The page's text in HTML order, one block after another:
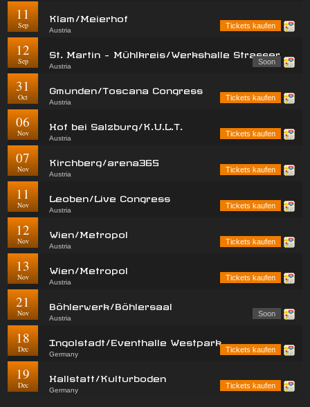
11
Sep
Klam/Meierhof
Austria
Tickets kaufen
12
Sep
St. Martin - Mühlkreis/Werkshalle Strasser
Austria
Soon
31
Oct
Gmunden/Toscana Congress
Austria
Tickets kaufen
06
Nov
Hof bei Salzburg/K.U.L.T.
Austria
Tickets kaufen
07
Nov
Kirchberg/arena365
Austria
Tickets kaufen
11
Nov
Leoben/Live Congress
Austria
Tickets kaufen
12
Nov
Wien/Metropol
Austria
Tickets kaufen
13
Nov
Wien/Metropol
Austria
Tickets kaufen
21
Nov
Böhlerwerk/Böhlersaal
Austria
Soon
18
Dec
Ingolstadt/Eventhalle Westpark
Germany
Tickets kaufen
19
Dec
Hallstatt/Kulturboden
Germany
Tickets kaufen